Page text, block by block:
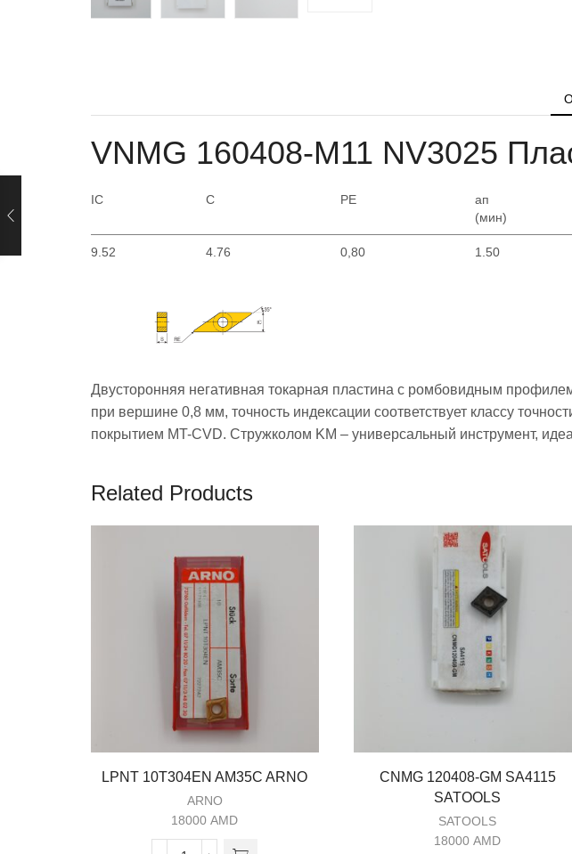
VNMG 160408-M11 NV3025
IC С РЕ
ап
(мин)
9.52 4.76 0,80 1.50
Двусторонняя негативная токарная пластина с ромбовидным
при вершине 0,8 мм, точность индексации соответствует классу
покрытием MT-CVD. Стружколом KM – универсальный инструмент,
Related Products
LPNT 10T304EN AM35C ARNO
ARNO
18000AMD
CNMG 120408-GM SA4115
SATOOLS
SATOOLS
18000AMD